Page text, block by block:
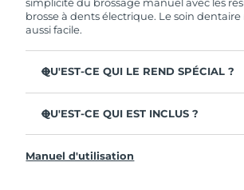
brosse à dents électrique. Le soin
aussi facile.
QU'EST-CE QUI LE REND SPÉCIAL ?
dentaire globale de +140 % en
Cliniquement prouvée pour éliminer
QU'EST-CE QUI EST INCLUS ?
Câble de charge USB
Manuel d'utilisation